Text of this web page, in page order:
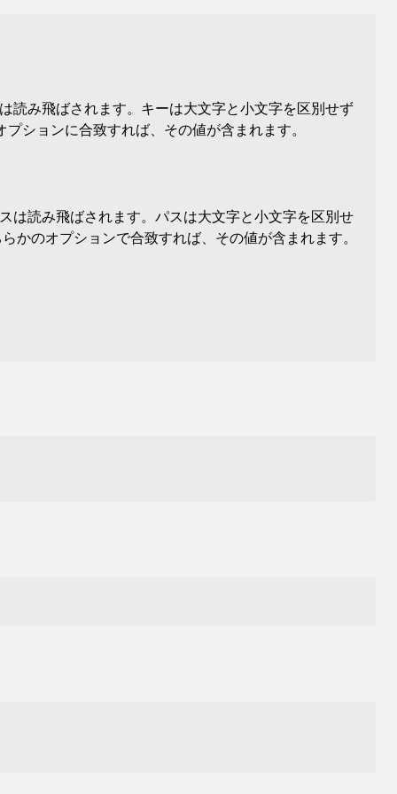
読み飛ばされます。キーは大文字と小文字を区別せず
ションに合致すれば、その値が含まれます。
は読み飛ばされます。パスは大文字と小文字を区別せ
かのオプションで合致すれば、その値が含まれます。